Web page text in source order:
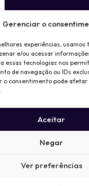
Gerenciar o
experiências, usamos
e/ou acessar
essas tecnologias nos
de navegação ou IDs
o consentimento pode
Aceitar
Negar
Ver preferências